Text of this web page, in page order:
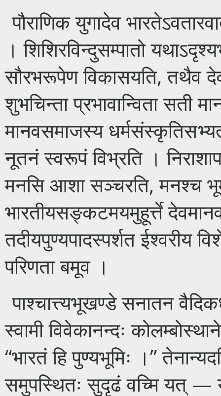
पौराणिक युगादेव
। शिशिरविन्दुसम्पातो
सौरभरूपेण विकासयति, तथैव
शुभचिन्ता प्रभावान्विता सती
मानवसमाजस्य
नूतनं स्वरूपं विभ्रति ।
मनसि आशा सञ्चरति, मनश्च
भारतीयसङ्कटमयमुहूर्त्ते
तदीयपुण्यपादस्पर्शत ईश्वरीय
परिणता बमूव ।
पाश्चात्त्यभूखण्डे सनातन
स्वामी विवेकानन्दः
“भारतं हि पुण्यभूमिः ।”
समुपस्थितः सुदृढं वच्मि यत् —